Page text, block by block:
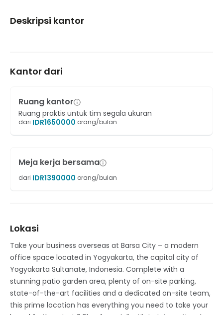
Deskripsi kantor
Kantor dari
Ruang kantor
Ruang praktis untuk tim segala ukuran
dari IDR1650000 orang/bulan
Meja kerja bersama
dari IDR1390000 orang/bulan
Lokasi
Take your business overseas at Barsa City – a modern
office space located in Yogyakarta, the capital city of
Yogyakarta Sultanate, Indonesia. Complete with a
stunning patio garden area, plenty of on-site parking,
state-of-the-art facilities and a dedicated on-site team,
this prime location has everything you need to take your